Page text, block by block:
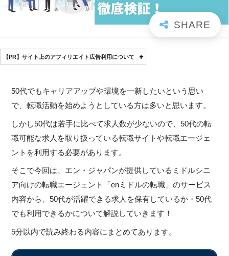
【PR】サイト上のアフィリエイト広告利用について
50代でもキャリアアップや環境を一新したいという思い
で、転職活動を始めようとしている方は多いと思います。
しかし50代は若手に比べて求人数が少ないので、50代の転
職可能な求人を取り扱っている転職サイトや転職エージェ
ントを利用する必要があります。
そこで今回は、エン・ジャパンが提供しているミドルシニ
ア向けの転職エージェント「enミドルの転職」のサービス
内容から、50代が活躍できる求人を保有しているか・50代
でも利用できるかについて解説していきます！
5分以内で読み終わる内容にまとめてあります。